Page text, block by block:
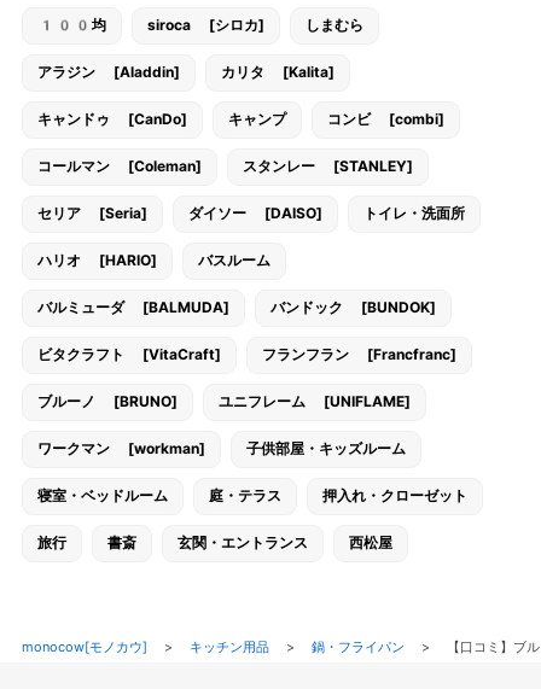
100均 siroca [シロカ] しまむら
アラジン [Aladdin] カリタ [Kalita]
キャンドゥ [CanDo] キャンプ コンビ [combi]
コールマン [Coleman] スタンレー [STANLEY]
セリア [Seria] ダイソー [DAISO] トイレ・洗面所
ハリオ [HARIO] バスルーム
バルミューダ [BALMUDA] バンドック [BUNDOK]
ビタクラフト [VitaCraft] フランフラン [Francfranc]
ブルーノ [BRUNO] ユニフレーム [UNIFLAME]
ワークマン [workman] 子供部屋・キッズルーム
寝室・ベッドルーム 庭・テラス 押入れ・クローゼット
旅行 書斎 玄関・エントランス 西松屋
monocow[モノカウ] > キッチン用品> 鍋・フライパン > 【口コミ】ブ